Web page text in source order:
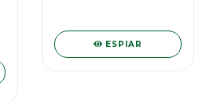
ESPIAR